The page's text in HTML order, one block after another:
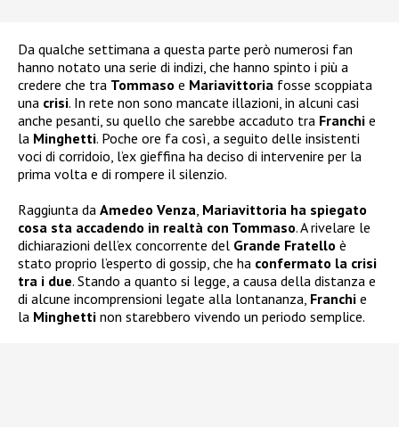
Da qualche settimana a questa parte però numerosi fan
hanno notato una serie di indizi, che hanno spinto i più a
credere che tra Tommaso e Mariavittoria fosse scoppiata
una crisi. In rete non sono mancate illazioni, in alcuni casi
anche pesanti, su quello che sarebbe accaduto tra Franchi e
la Minghetti. Poche ore fa così, a seguito delle insistenti
voci di corridoio, l’ex gieffina ha deciso di intervenire per la
prima volta e di rompere il silenzio.
Raggiunta da Amedeo Venza, Mariavittoria ha spiegato
cosa sta accadendo in realtà con Tommaso. A rivelare le
dichiarazioni dell’ex concorrente del Grande Fratello è
stato proprio l’esperto di gossip, che ha confermato la crisi
tra i due. Stando a quanto si legge, a causa della distanza e
di alcune incomprensioni legate alla lontananza, Franchi e
la Minghetti non starebbero vivendo un periodo semplice.